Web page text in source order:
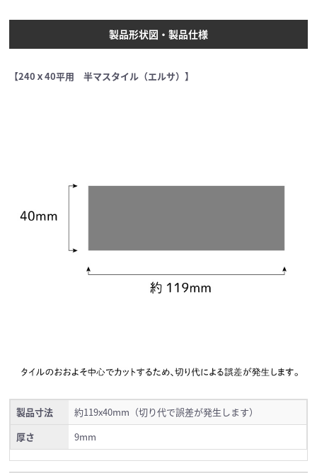
製品形状図・製品仕様
【240ｘ40平用 半マスタイル（エルサ）】
製品寸法
約119x40mm（切り代で誤差が発生します）
厚さ
9mm